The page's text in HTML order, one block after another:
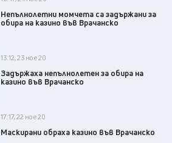
Непълнолетни момчета са задържани за
обира на казино във Врачанско
13:12, 23 ное 20
Задържаха непълнолетен за обира на
казино във Врачанско
17:17, 22 ное 20
Маскирани обраха казино във Врачанско